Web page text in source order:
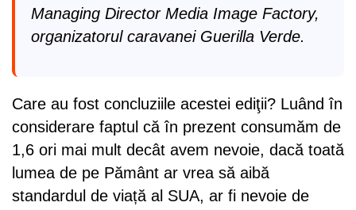
Managing Director Media Image Factory,
organizatorul caravanei Guerilla Verde.
Care au fost concluziile acestei ediţii? Luând în
considerare faptul că în prezent consumăm de
1,6 ori mai mult decât avem nevoie, dacă toată
lumea de pe Pământ ar vrea să aibă
standardul de viață al SUA, ar fi nevoie de